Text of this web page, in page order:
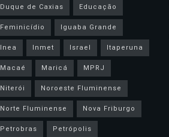
Duque de Caxias
Educação
Feminicídio
Iguaba Grande
Inea
Inmet Israel
Itaperuna
Macaé
Maricá
MPRJ
Niterói
Noroeste Fluminense
Norte Fluminense
Nova Friburgo
Petrobras
Petrópolis